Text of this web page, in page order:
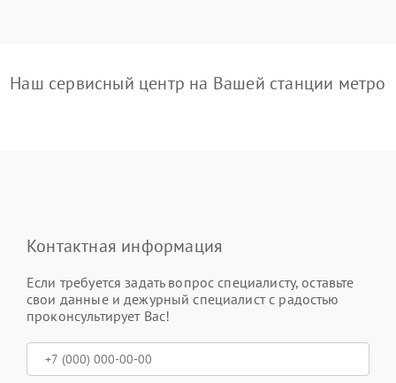
Наш сервисный центр на Вашей станции метро
Контактная информация
Если требуется задать вопрос специалисту, оставьте
свои данные и дежурный специалист с радостью
проконсультирует Вас!